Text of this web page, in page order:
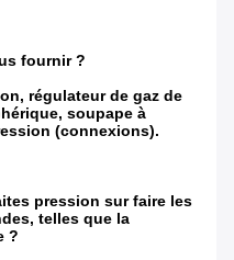
fournir ?
régulateur de gaz de
soupape à
(connexions).
pression sur faire les
telles que la
?